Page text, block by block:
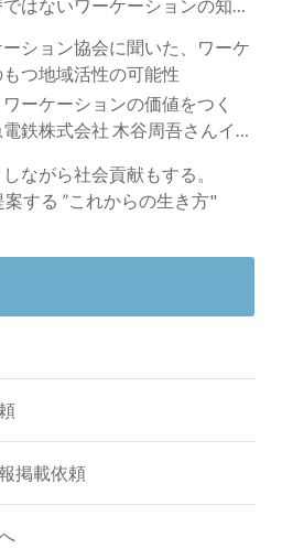
はないワーケーションの知ら
ション協会に聞いた、ワーケ
つ地域活性の可能性
ーケーションの価値をつく
鉄株式会社 木谷周吾さんイン
ながら社会貢献もする。
案する ”これからの生き方"
掲載依頼